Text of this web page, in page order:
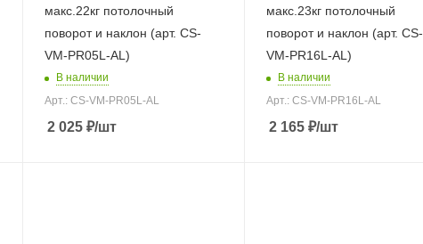
макс.22кг потолочный
поворот и наклон (арт. CS-
VM-PR05L-AL)
В наличии
Арт.: CS-VM-PR05L-AL
2 025 ₽/шт
макс.23кг потолочный
поворот и наклон (арт. CS-
VM-PR16L-AL)
В наличии
Арт.: CS-VM-PR16L-AL
2 165₽/шт